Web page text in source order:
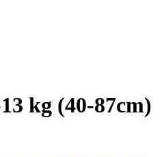
kg (40-87cm)